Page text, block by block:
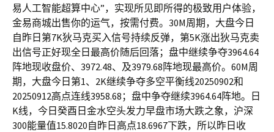
易人工智能超算中心”，实现所见即所得的极致用户体验，
金易商城出售你的运气，按需付费。30M周期，大盘今日
自昨日第7K狄马克买入信号持续反弹，第5K涨出狄马克卖
出信号正好现全日最高价随后回落；盘中继续争夺3964.64
阵地现收盘价、3972.48、及3979.68阵地现最高价。60M周
期，大盘今日第1、2K继续争夺多空平衡线20250902和
20250912高点连线3958.68；盘中争夺继续3964.64阵地。日
K线，今日癸酉日金水空头发力早盘市场大跌之象，沪深
300能量值15.8020自昨日高点18.6967下跌，所以昨日收